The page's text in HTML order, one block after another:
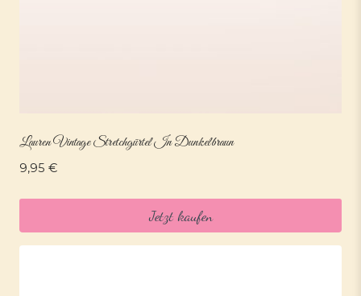
Lauren Vintage Stretchgürtel In Dunkelbraun
9,95 €
Jetzt kaufen